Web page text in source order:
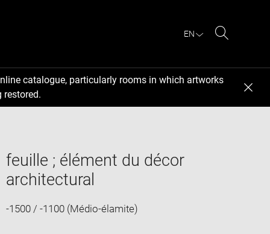
EN
catalogue, particularly rooms in which artworks
restored.
feuille ; élément du décor
architectural
-1500 / -1100 (Médio-élamite)